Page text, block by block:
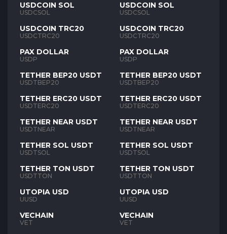
USDCOIN SOL
USDCSOL
USDCOIN TRC20
USDCTRC20
PAX DOLLAR
USDP
TETHER BEP20 USDT
USDTBEP20
TETHER ERC20 USDT
USDTERC20
TETHER NEAR USDT
USDTNEAR
TETHER SOL USDT
USDTSOL
TETHER TON USDT
USDTTON
UTOPIA USD
UUSD
VECHAIN
VET
USDCOIN SOL
USDCSOL
USDCOIN TRC20
USDCTRC20
PAX DOLLAR
USDP
TETHER BEP20 USDT
USDTBEP20
TETHER ERC20 USDT
USDTERC20
TETHER NEAR USDT
USDTNEAR
TETHER SOL USDT
USDTSOL
TETHER TON USDT
USDTTON
UTOPIA USD
UUSD
VECHAIN
VET